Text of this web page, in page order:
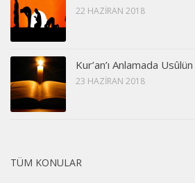
22 HAZIRAN 2018
Kur’an’ı Anlamada
23 HAZIRAN 2018
TÜM KONULAR